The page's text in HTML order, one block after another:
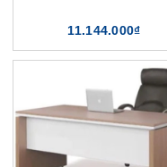
11.144.000₫